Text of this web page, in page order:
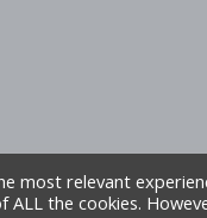
All rights reserved. Site by
most relevant
ALL the cookies.